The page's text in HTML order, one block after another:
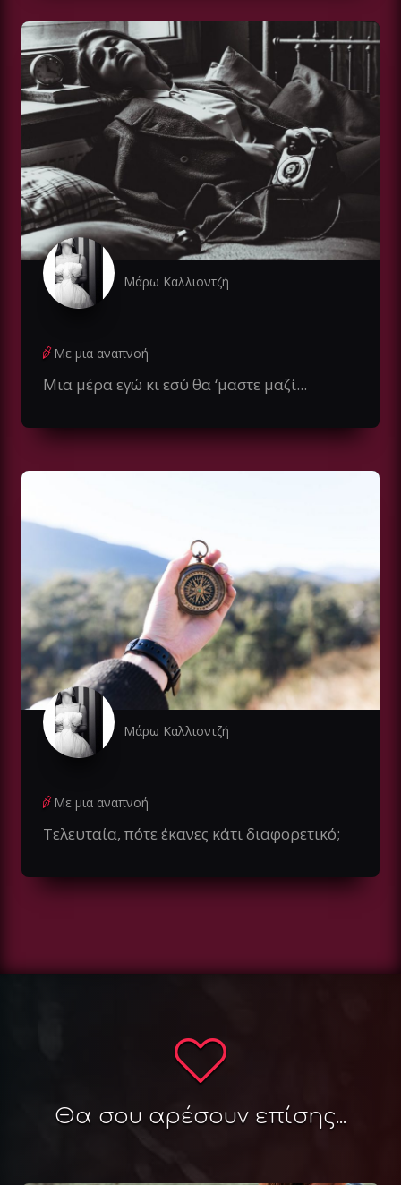
Μάρω Καλλιοντζή
Με μια αναπνοή
Μια μέρα εγώ κι εσύ θα ‘μαστε μαζί...
Μάρω Καλλιοντζή
Με μια αναπνοή
Τελευταία, πότε έκανες κάτι διαφορετικό;
Θα σου αρέσουν επίσης...